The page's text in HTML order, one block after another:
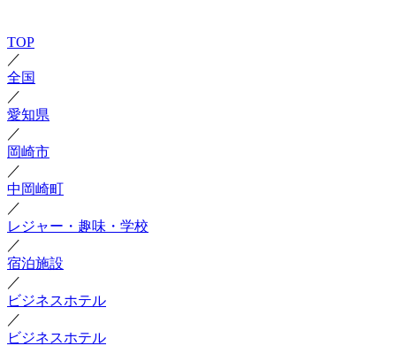
TOP
／
全国
／
愛知県
／
岡崎市
／
中岡崎町
／
レジャー・趣味・学校
／
宿泊施設
／
ビジネスホテル
／
ビジネスホテル